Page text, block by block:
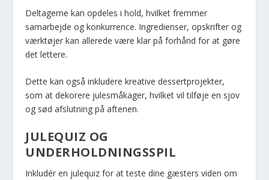
Deltagerne kan opdeles i hold, hvilket fremmer
samarbejde og konkurrence. Ingredienser, opskrifter og
værktøjer kan allerede være klar på forhånd for at gøre
det lettere.
Dette kan også inkludere kreative dessertprojekter,
som at dekorere julesmåkager, hvilket vil tilføje en sjov
og sød afslutning på aftenen.
JULEQUIZ OG
UNDERHOLDNINGSSPIL
Inkludér en julequiz for at teste dine gæsters viden om